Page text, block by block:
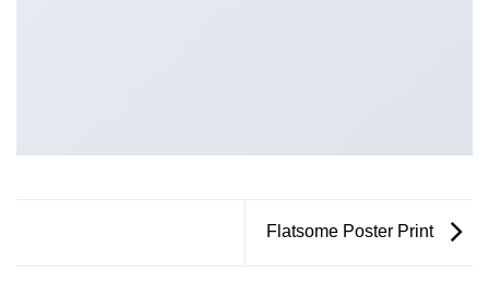
Flatsome Poster Print